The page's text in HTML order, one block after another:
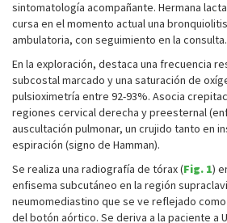
sintomatología acompañante. Hermana
cursa en el momento actual una
ambulatoria, con seguimiento en la consulta.
En la exploración, destaca una frecuencia
subcostal marcado y una saturación de
pulsioximetría entre 92-93%. Asocia
regiones cervical derecha y preesternal
auscultación pulmonar, un crujido tanto en
espiración (signo de Hamman).
Se realiza una radiografía de tórax (Fig. 1)
enfisema subcutáneo en la región
neumomediastino que se ve reflejado
del botón aórtico. Se deriva a la paciente a